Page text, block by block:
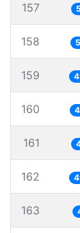
157
158
159
160
161
162
163